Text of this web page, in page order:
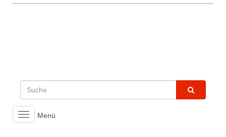
Toggle
navigation
Menü